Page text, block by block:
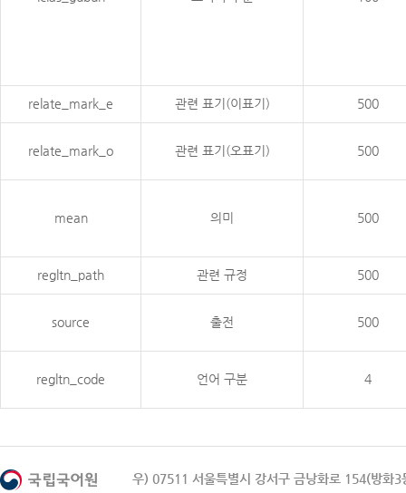
relate_mark_e 관련 표기(이표기) 500
relate_mark_o 관련 표기(오표기) 500
mean 의미 500
regltn_path 관련 규정 500
source 출전 500
regltn_code 언어 구분 4
우) 07511 서울특별시 강서구 금낭화로 154(방화3